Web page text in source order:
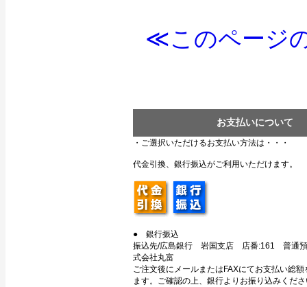
≪このページ
お支払いについて
・ご選択いただけるお支払い方法は・・・
代金引換、銀行振込がご利用いただけます。
● 銀行振込
振込先/広島銀行 岩国支店 店番:161 普通
式会社丸富
ご注文後にメールまたはFAXにてお支払い総
ます。ご確認の上、銀行よりお振り込みくだ